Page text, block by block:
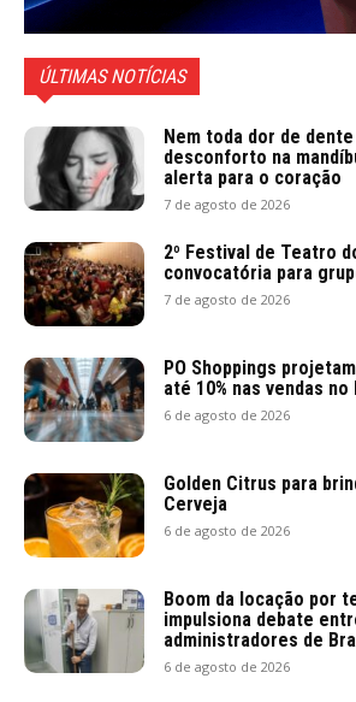
ÚLTIMAS NOTÍCIAS
Nem toda dor de
desconforto na
alerta para o coração
7 de agosto de 2026
2º Festival de Teatro
convocatória para
7 de agosto de 2026
PO Shoppings
até 10% nas vendas no
6 de agosto de 2026
Golden Citrus para
Cerveja
6 de agosto de 2026
Boom da locação por
impulsiona debate
administradores de
6 de agosto de 2026